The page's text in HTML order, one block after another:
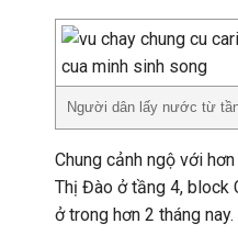
Người dân lấy nước từ
Chung cảnh ngộ với
Thị Đào ở tầng 4, block
ở trong hơn 2 tháng nay.